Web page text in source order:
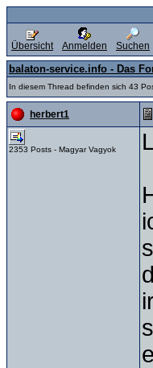
Übersicht Anmelden Suchen
balaton-service.info - Das
In diesem Thread befinden sich 43
herbert1
2353 Posts - Magyar Vagyok